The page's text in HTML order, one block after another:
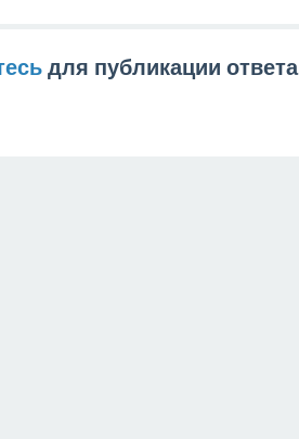
для публикации ответа